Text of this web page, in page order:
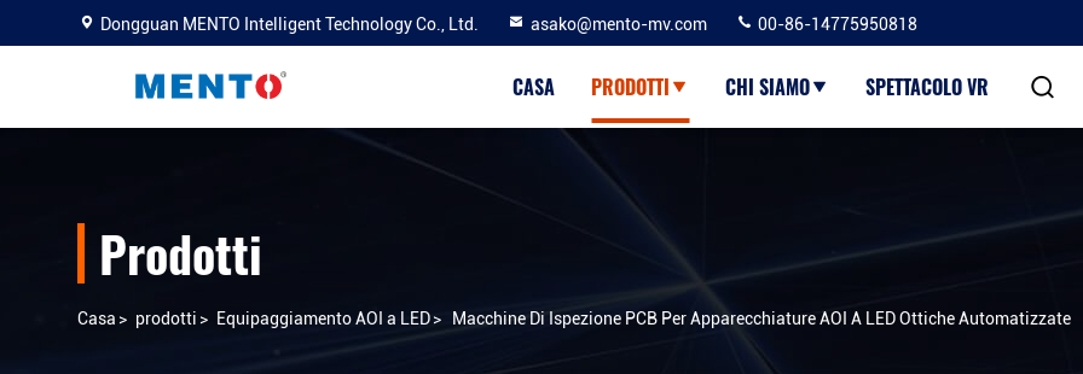
Dongguan MENTO Intelligent Technology Co., Ltd. asako@mento-mv.com 00-86-14775950818
CASA PRODOTTI CHI SIAMO SPETTACOLO VR
Prodotti
Casa > prodotti > Equipaggiamento AOI a LED> Macchine Di Ispezione PCB Per Apparecchiature AOI A LED Ottiche Automatizzate